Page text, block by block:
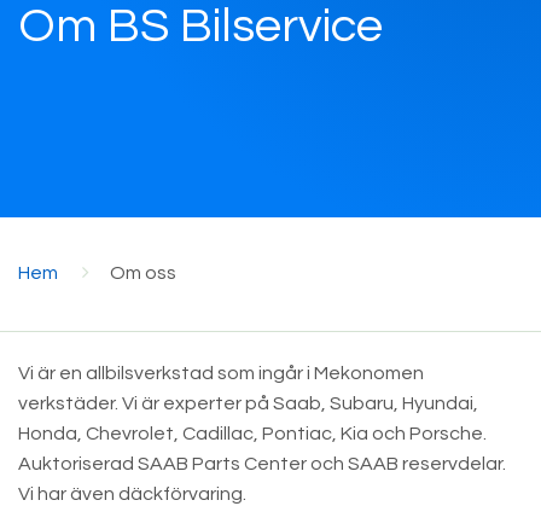
Om BS Bilservice
Hem Om oss
Vi är en allbilsverkstad som ingår i Mekonomen
verkstäder. Vi är experter på Saab, Subaru, Hyundai,
Honda, Chevrolet, Cadillac, Pontiac, Kia och Porsche.
Auktoriserad SAAB Parts Center och SAAB reservdelar.
Vi har även däckförvaring.